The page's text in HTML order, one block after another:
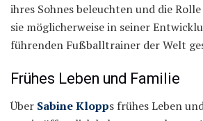
ihres Sohnes beleuchten und die
sie möglicherweise in seiner
führenden Fußballtrainer der Welt
Frühes Leben und Familie
Über Sabine Klopps frühes Leben